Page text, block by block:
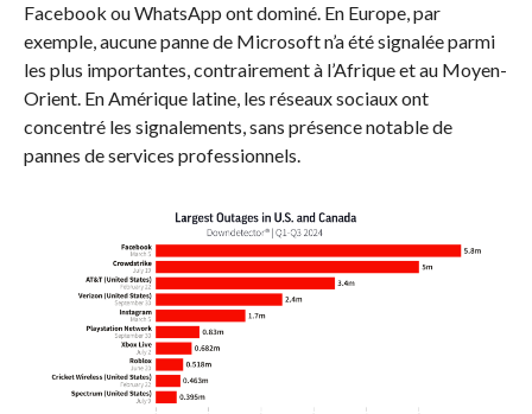
Facebook ou WhatsApp ont dominé. En Europe, par
exemple, aucune panne de Microsoft n’a été signalée parmi
les plus importantes, contrairement à l’Afrique et au Moyen-
Orient. En Amérique latine, les réseaux sociaux ont
concentré les signalements, sans présence notable de
pannes de services professionnels.